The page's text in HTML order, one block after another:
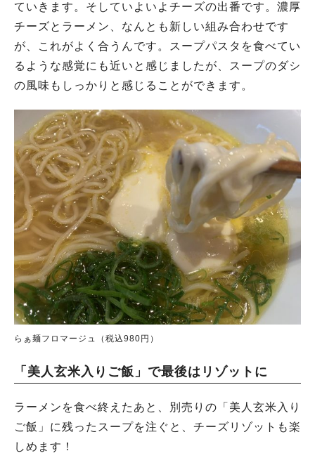
ていきます。そしていよいよチーズの出番です。濃厚
チーズとラーメン、なんとも新しい組み合わせです
が、これがよく合うんです。スープパスタを食べてい
るような感覚にも近いと感じましたが、スープのダシ
の風味もしっかりと感じることができます。
らぁ麺フロマージュ（税込980円）
「美人玄米入りご飯」で最後はリゾットに
ラーメンを食べ終えたあと、別売りの「美人玄米入り
ご飯」に残ったスープを注ぐと、チーズリゾットも楽
しめます！